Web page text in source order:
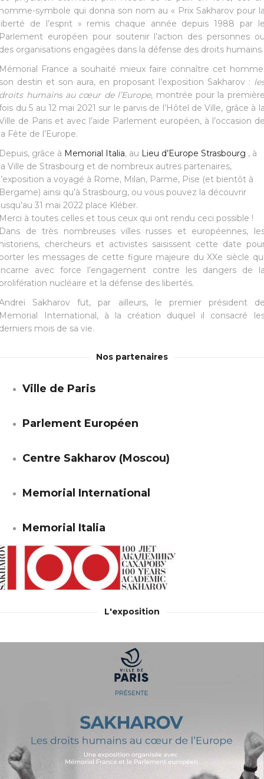
symbole qui donna son nom au « Prix Sakharov pour
de l’esprit » remis chaque année depuis 1988 par
européen pour soutenir l’action des personnes
organisations engagées dans la défense des droits humains.
France a souhaité mieux faire connaître cet
destin et son aura, en proposant l’exposition Sakharov :
humains au cœur de l’Europe, montrée pour la
du 5 au 12 mai 2021 sur le parvis de l’Hôtel de Ville, grâce à
de Paris et avec l’aide Parlement européen, à l’occasion
Fête de l’Europe.
grâce à Memorial Italia, au Lieu d’Europe Strasbourg , à
Ville de Strasbourg et de nombreux autres partenaires,
a voyagé à Rome, Milan, Parme, Pise (et bientôt à
ainsi qu’à Strasbourg, ou vous pouvez la découvrir
31 mai 2022 place Kléber.
à toutes celles et tous ceux qui ont rendu ceci possible !
de très nombreuses villes russes et européennes,
chercheurs et activistes saisissent cette date
les messages de cette figure majeure du XXe siècle
avec force l’engagement contre les dangers de
nucléaire et la défense des libertés.
Sakharov fut, par ailleurs, le premier président
International, à la création duquel il consacré
mois de sa vie.
Nos partenaires
Ville de Paris
Parlement Européen
Centre Sakharov (Moscou)
Memorial International
Memorial Italia
L'exposition